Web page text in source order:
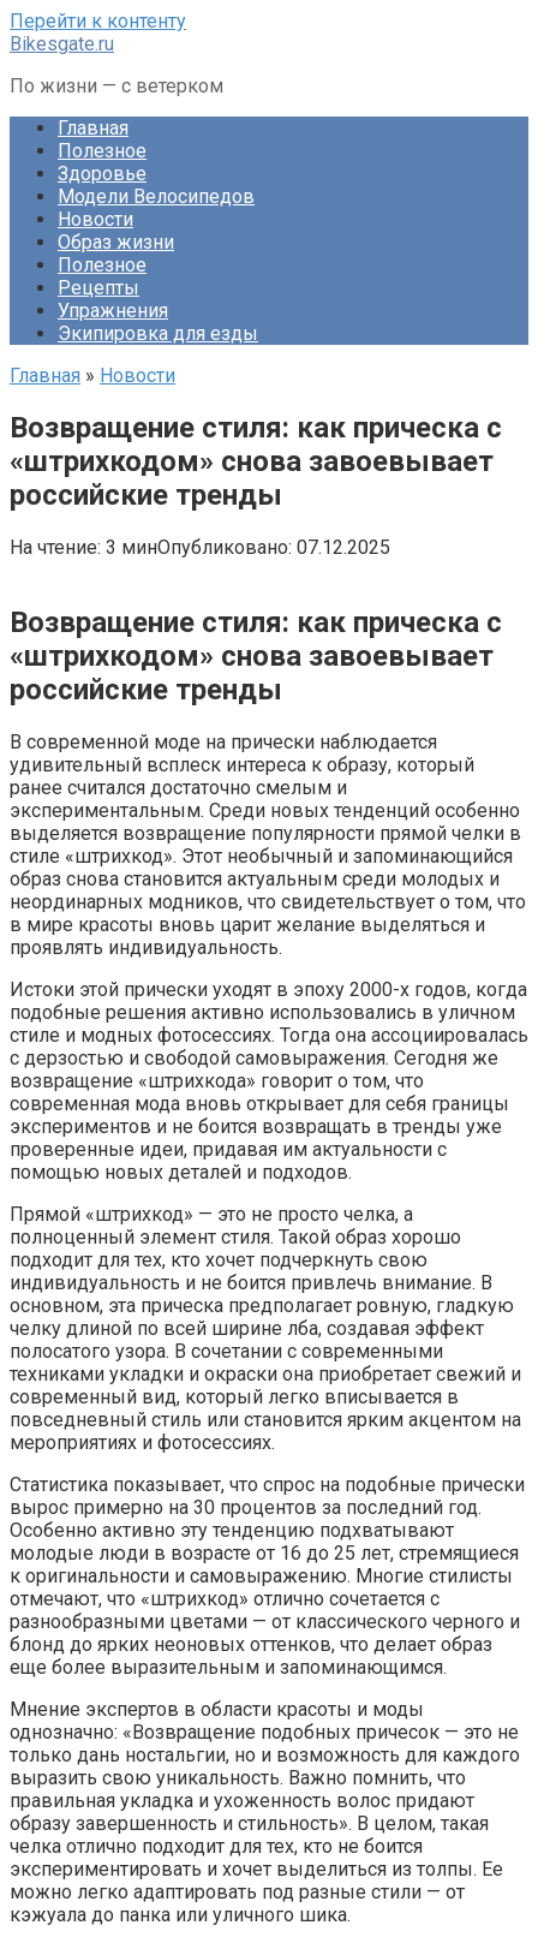
Перейти к контенту
Bikesgate.ru
По жизни — с ветерком
Главная
Полезное
Здоровье
Модели Велосипедов
Новости
Образ жизни
Полезное
Рецепты
Упражнения
Экипировка для езды
Главная » Новости
Возвращение стиля: как прическа с
«штрихкодом» снова завоевывает
российские тренды
На чтение: 3 минОпубликовано: 07.12.2025
Возвращение стиля: как прическа с
«штрихкодом» снова завоевывает
российские тренды
В современной моде на прически наблюдается
удивительный всплеск интереса к образу, который
ранее считался достаточно смелым и
экспериментальным. Среди новых тенденций особенно
выделяется возвращение популярности прямой челки в
стиле «штрихкод». Этот необычный и запоминающийся
образ снова становится актуальным среди молодых и
неординарных модников, что свидетельствует о том, что
в мире красоты вновь царит желание выделяться и
проявлять индивидуальность.
Истоки этой прически уходят в эпоху 2000-х годов, когда
подобные решения активно использовались в уличном
стиле и модных фотосессиях. Тогда она ассоциировалась
с дерзостью и свободой самовыражения. Сегодня же
возвращение «штрихкода» говорит о том, что
современная мода вновь открывает для себя границы
экспериментов и не боится возвращать в тренды уже
проверенные идеи, придавая им актуальности с
помощью новых деталей и подходов.
Прямой «штрихкод» — это не просто челка, а
полноценный элемент стиля. Такой образ хорошо
подходит для тех, кто хочет подчеркнуть свою
индивидуальность и не боится привлечь внимание. В
основном, эта прическа предполагает ровную, гладкую
челку длиной по всей ширине лба, создавая эффект
полосатого узора. В сочетании с современными
техниками укладки и окраски она приобретает свежий и
современный вид, который легко вписывается в
повседневный стиль или становится ярким акцентом на
мероприятиях и фотосессиях.
Статистика показывает, что спрос на подобные прически
вырос примерно на 30 процентов за последний год.
Особенно активно эту тенденцию подхватывают
молодые люди в возрасте от 16 до 25 лет, стремящиеся
к оригинальности и самовыражению. Многие стилисты
отмечают, что «штрихкод» отлично сочетается с
разнообразными цветами — от классического черного и
блонд до ярких неоновых оттенков, что делает образ
еще более выразительным и запоминающимся.
Мнение экспертов в области красоты и моды
однозначно: «Возвращение подобных причесок — это не
только дань ностальгии, но и возможность для каждого
выразить свою уникальность. Важно помнить, что
правильная укладка и ухоженность волос придают
образу завершенность и стильность». В целом, такая
челка отлично подходит для тех, кто не боится
экспериментировать и хочет выделиться из толпы. Ее
можно легко адаптировать под разные стили — от
кэжуала до панка или уличного шика.